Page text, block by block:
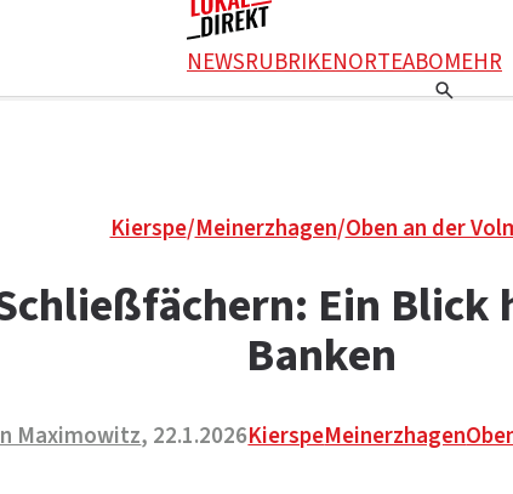
NEWSRUBRIKENORTEABOMEHR
Kierspe/Meinerzhagen/Oben an der
Ein Blick
Banken
Maximowitz, 22.1.2026KierspeMeinerzhagen